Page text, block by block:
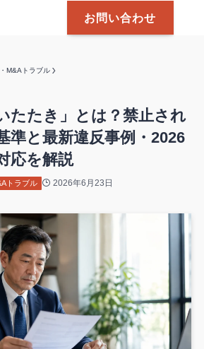
お問い合わせ
M&Aトラブル
たたき」とは？禁止され
準と最新違反事例・2026
応を解説
トラブル 2026年6月23日